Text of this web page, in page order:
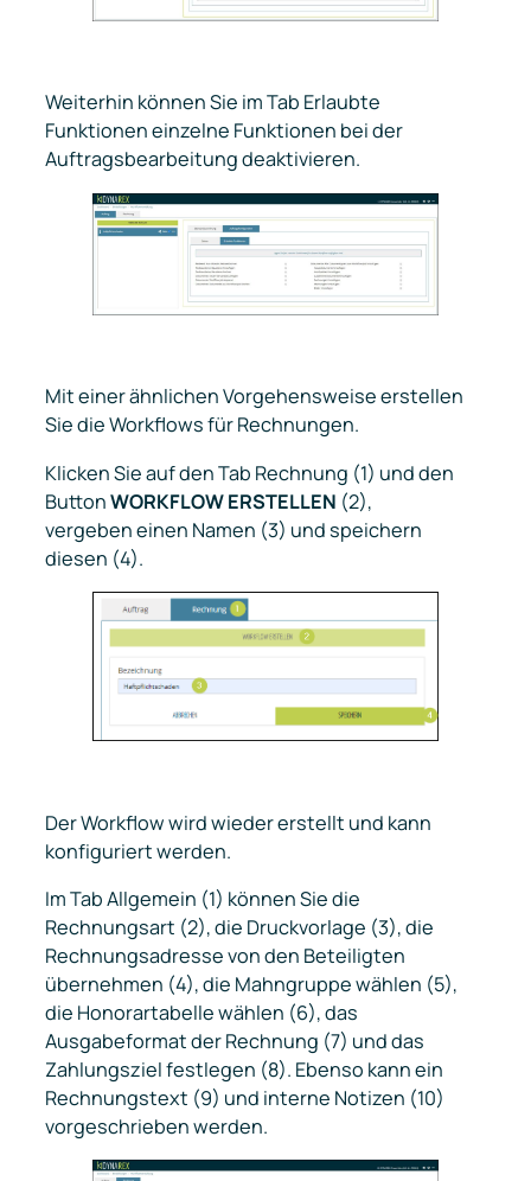
Weiterhin können Sie im Tab Erlaubte
Funktioneneinzelne Funktionen bei der
Auftragsbearbeitung deaktivieren.
Mit einer ähnlichen Vorgehensweise erstellen
Sie die Workflows für Rechnungen.
Klicken Sie auf den Tab Rechnung (1) und den
ButtonWORKFLOW ERSTELLEN (2),
vergeben einen Namen (3) und speichern
diesen (4).
Der Workflow wird wieder erstellt und kann
konfiguriert werden.
Im Tab Allgemein (1) können Sie die
Rechnungsart (2), die Druckvorlage (3), die
Rechnungsadresse von den Beteiligten
übernehmen (4), die Mahngruppe wählen (5),
die Honorartabelle wählen (6), das
Ausgabeformat der Rechnung (7) und das
Zahlungsziel festlegen (8). Ebenso kann ein
Rechnungstext (9) und interne Notizen (10)
vorgeschrieben werden.